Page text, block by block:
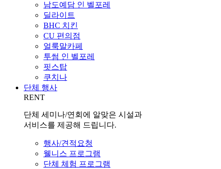
남도예담 인 벨포레
딜라이트
BHC 치킨
CU 편의점
얼룩말카페
투썸 인 벨포레
핏스탑
쿠치나
단체 행사
RENT
단체 세미나/연회에 알맞은 시설과
서비스를 제공해 드립니다.
행사/견적요청
웰니스 프로그램
단체 체험 프로그램